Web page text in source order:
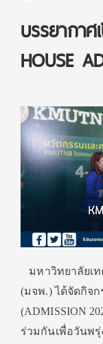
บรรยากาศ
HOUSE
มหาวิทยาลัยเ
(มจพ.) ได้จัดกิจก
(ADMISSION
ร่วมกันเพื่อวันพรุ่